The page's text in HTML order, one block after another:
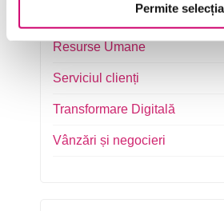
Permite selecția
Project Management
Resurse Umane
Serviciul clienți
Transformare Digitală
Vânzări și negocieri